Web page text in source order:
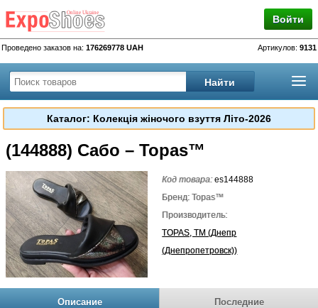
Войти
Проведено заказов на: 176269778 UAH Артикулов: 9131
Каталог: Колекція жіночого взуття Літо-2026
(144888) Сабо – Topas™
Код товара:es144888
Бренд: Topas™
Производитель:
TOPAS, TM (Днепр
(Днепропетровск))
Описание Последние